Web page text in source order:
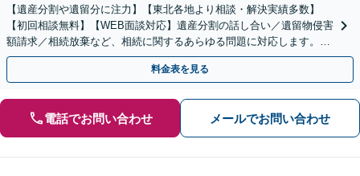
【遺産分割や遺留分に注力】【東北各地より相談・解決実績多数】
【初回相談無料】【WEB面談対応】遺産分割の話し合い／遺留物侵害
額請求／相続放棄など、相続に関するあらゆる問題に対応します。ご
事情やご意向を丁寧にお聞きし、有利な解決を目指します
料金表を見る
電話でお問い合わせ メールでお問い合わせ